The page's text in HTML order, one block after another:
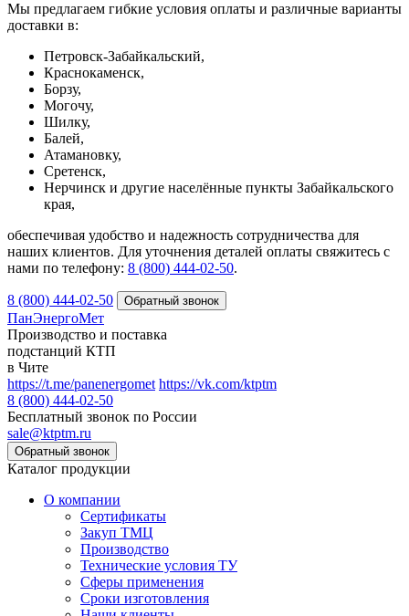
Мы предлагаем гибкие условия оплаты и различные варианты
доставки в:
Петровск-Забайкальский,
Краснокаменск,
Борзу,
Могочу,
Шилку,
Балей,
Атамановку,
Сретенск,
Нерчинск и другие населённые пункты Забайкальского
края,
обеспечивая удобство и надежность сотрудничества для
наших клиентов. Для уточнения деталей оплаты свяжитесь с
нами по телефону: 8 (800) 444-02-50.
8 (800) 444-02-50
ПанЭнергоМет
Производство и поставка
подстанций КТП
в Чите
https://t.me/panenergomet https://vk.com/ktptm
8 (800) 444-02-50
Бесплатный звонок по России
sale@ktptm.ru
Каталог продукции
О компании
Сертификаты
Закуп ТМЦ
Производство
Технические условия ТУ
Сферы применения
Сроки изготовления